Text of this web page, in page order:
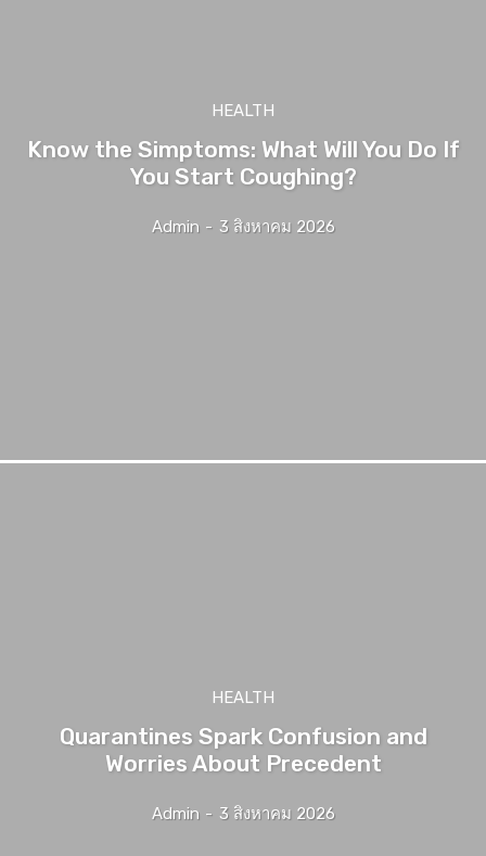
HEALTH
Know the Simptoms: What Will You Do If
You Start Coughing?
Admin - 3 สิงหาคม 2026
HEALTH
Quarantines Spark Confusion and
Worries About Precedent
Admin - 3 สิงหาคม 2026